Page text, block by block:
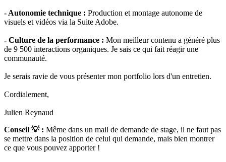
- Autonomie technique : Production et montage autonome de
visuels et vidéos via la Suite Adobe.
- Culture de la performance : Mon meilleur contenu a généré plus
de 9 500 interactions organiques. Je sais ce qui fait réagir une
communauté.
Je serais ravie de vous présenter mon portfolio lors d'un entretien.
Cordialement,
Julien Reynaud
Conseil 💡 : Même dans un mail de demande de stage, il ne faut pas
se mettre dans la position de celui qui demande, mais bien montrer
ce que vous pouvez apporter !